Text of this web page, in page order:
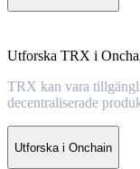
Utforska TRX i
TRX kan vara
decentraliserade
Utforska i Onchain